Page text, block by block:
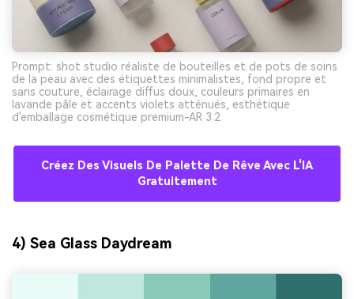
Prompt: shot studio réaliste de bouteilles et de pots de soins
de la peau avec des étiquettes minimalistes, fond propre et
sans couture, éclairage diffus doux, couleurs primaires en
lavande pâle et accents violets atténués, esthétique
d'emballage cosmétique premium-AR 3:2
Créez Des Visuels De Palette De Rêve Avec L'IA
Gratuitement
4) Sea Glass Daydream